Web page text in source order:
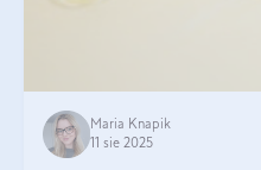
Maria Knapik
11 sie 2025